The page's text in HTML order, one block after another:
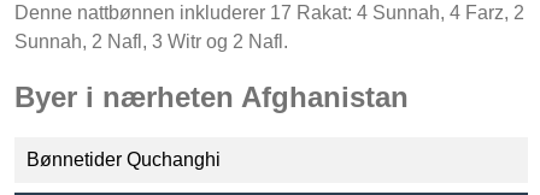
Denne nattbønnen inkluderer 17 Rakat: 4 Sunnah, 4 Farz, 2
Sunnah, 2 Nafl, 3 Witr og 2 Nafl.
Byer i nærheten Afghanistan
Bønnetider Quchanghi